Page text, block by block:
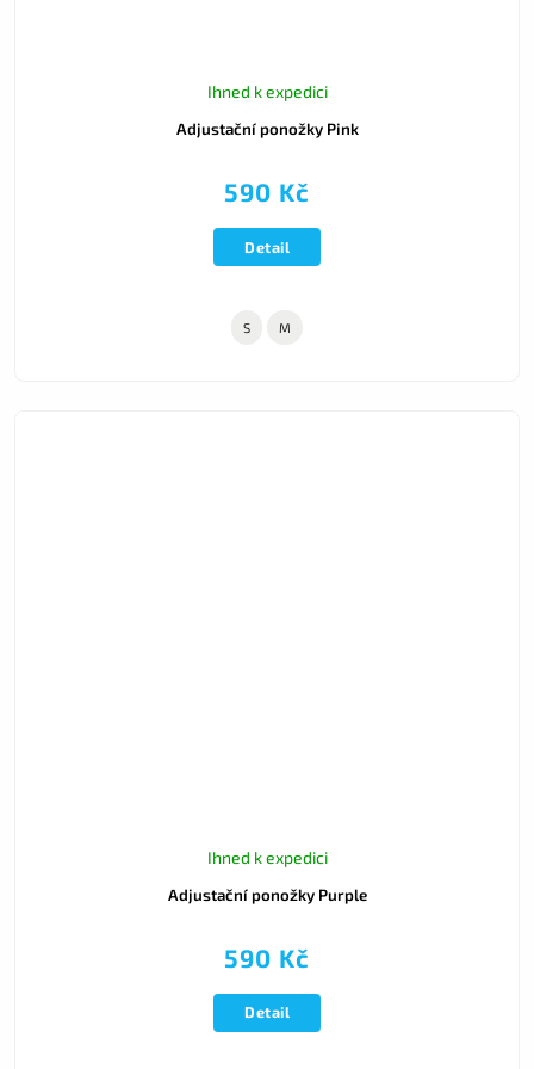
Adjustační ponožky Pink
Ihned k expedici
590 Kč
Detail
S M
Adjustační ponožky Purple
Ihned k expedici
590 Kč
Detail